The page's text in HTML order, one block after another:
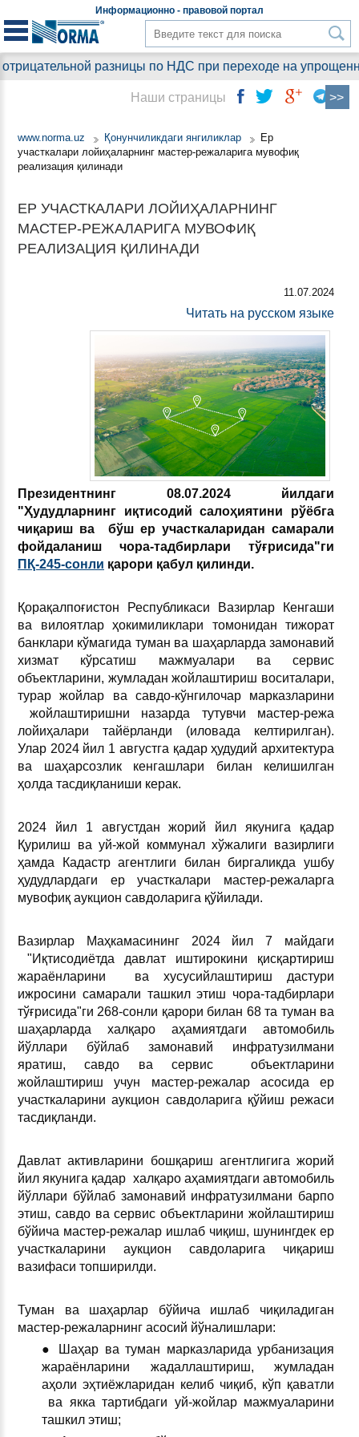
Информационно - правовой портал
разницы по НДС при переходе на
www.norma.uz Қонунчиликдаги янгиликлар
Ер
участкалари лойиҳаларнинг мастер-режаларига мувофиқ
реализация қилинади
ЕР УЧАСТКАЛАРИ ЛОЙИҲАЛАРНИНГ
МАСТЕР-РЕЖАЛАРИГА МУВОФИҚ
РЕАЛИЗАЦИЯ ҚИЛИНАДИ
11.07.2024
Читать на русском языке
Президентнинг 08.07.2024 йилдаги
"Ҳудудларнинг иқтисодий салоҳиятини рўёбга
чиқариш ва бўш ер участкаларидан самарали
фойдаланиш чора-тадбирлари тўғрисида"ги
ПҚ-245-сонли қарори қабул қилинди.
Қорақалпоғистон Республикаси Вазирлар Кенгаши
ва вилоятлар ҳокимиликлари томонидан тижорат
банклари кўмагида туман ва шаҳарларда замонавий
хизмат кўрсатиш мажмуалари ва сервис
объектларини, жумладан жойлаштириш воситалари,
турар жойлар ва савдо-кўнгилочар марказларини
жойлаштиришни назарда тутувчи мастер-режа
лойиҳалари тайёрланди (иловада келтирилган).
Улар 2024 йил 1 августга қадар ҳудудий архитектура
ва шаҳарсозлик кенгашлари билан келишилган
ҳолда тасдиқланиши керак.
2024 йил 1 августдан жорий йил якунига қадар
Қурилиш ва уй-жой коммунал хўжалиги вазирлиги
ҳамда Кадастр агентлиги билан биргаликда ушбу
ҳудудлардаги ер участкалари мастер-режаларга
мувофиқ аукцион савдоларига қўйилади.
Вазирлар Маҳкамасининг 2024 йил 7 майдаги
"Иқтисодиётда давлат иштирокини қисқартириш
жараёнларини ва хусусийлаштириш дастури
ижросини самарали ташкил этиш чора-тадбирлари
тўғрисида"ги 268-сонли қарори билан 68 та туман ва
шаҳарларда халқаро аҳамиятдаги автомобиль
йўллари бўйлаб замонавий инфратузилмани
яратиш, савдо ва сервис объектларини
жойлаштириш учун мастер-режалар асосида ер
участкаларини аукцион савдоларига қўйиш режаси
тасдиқланди.
Давлат активларини бошқариш агентлигига жорий
йил якунига қадар халқаро аҳамиятдаги автомобиль
йўллари бўйлаб замонавий инфратузилмани барпо
этиш, савдо ва сервис объектларини жойлаштириш
бўйича мастер-режалар ишлаб чиқиш, шунингдек ер
участкаларини аукцион савдоларига чиқариш
вазифаси топширилди.
Туман ва шаҳарлар бўйича ишлаб чиқиладиган
мастер-режаларнинг асосий йўналишлари:
● Шаҳар ва туман марказларида урбанизация
жараёнларини жадаллаштириш, жумладан
аҳоли эҳтиёжларидан келиб чиқиб, кўп қаватли
ва якка тартибдаги уй-жойлар мажмуаларини
ташкил этиш;
Наши страницы